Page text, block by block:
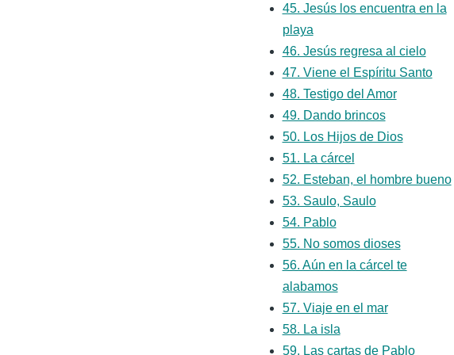
45. Jesús los encuentra en la
playa
46. Jesús regresa al cielo
47. Viene el Espíritu Santo
48. Testigo del Amor
49. Dando brincos
50. Los Hijos de Dios
51. La cárcel
52. Esteban, el hombre bueno
53. Saulo, Saulo
54. Pablo
55. No somos dioses
56. Aún en la cárcel te
alabamos
57. Viaje en el mar
58. La isla
59. Las cartas de Pablo